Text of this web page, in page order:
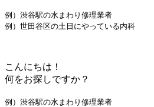
例）渋谷駅の水まわり修理業者
例）世田谷区の土日にやっている内科
こんにちは！
何をお探しですか？
例）渋谷駅の水まわり修理業者